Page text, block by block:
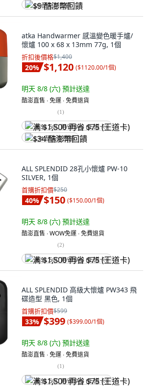
$9 酷澎幣回饋
atka Handwarmer 感溫變色暖手爐/
懷爐 100 x 68 x 13mm 77g, 1個
折扣後價格$1,400
20% $1,120 ($1120.00/1個)
明天 8/8 (六) 預計送達
酷澎直售 ∙ 免運 ∙ 免費退貨
(1)
满 $1,500 再省 $75 (王道卡)
$34 酷澎幣回饋
ALL SPLENDID 28孔小懷爐 PW-10
SILVER, 1個
首購折扣價$250
40% $150 ($150.00/1個)
明天 8/8 (六) 預計送達
酷澎直售 ∙ WOW免運 ∙ 免費退貨
(2)
满 $1,500 再省 $75 (王道卡)
ALL SPLENDID 高級大懷爐 PW343 飛
碟造型 黑色, 1個
首購折扣價$599
33% $399 ($399.00/1個)
明天 8/8 (六) 預計送達
酷澎直售 ∙ 免運 ∙ 免費退貨
(1)
满 $1,500 再省 $75 (王道卡)